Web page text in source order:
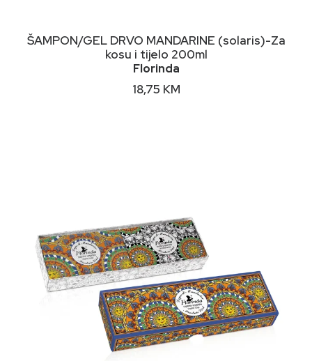
DODAJ U KORPU
ŠAMPON/GEL DRVO MANDARINE (solaris)-Za
kosu i tijelo 200ml
Florinda
18,75 KM